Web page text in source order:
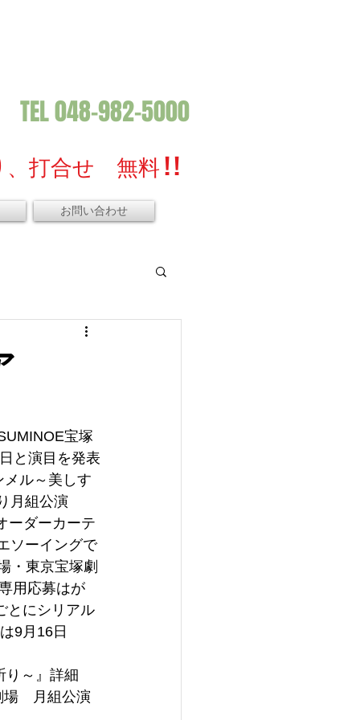
TEL 048-982-5000
、打合せ 無料 ! !
お問い合わせ
宝塚
と演目を発表
メル～美しす
月組公演
ーダーカーテ
ソーイングで
・東京宝塚劇
用応募はが
とにシリアル
9月16日
り～』詳細
場 月組公演